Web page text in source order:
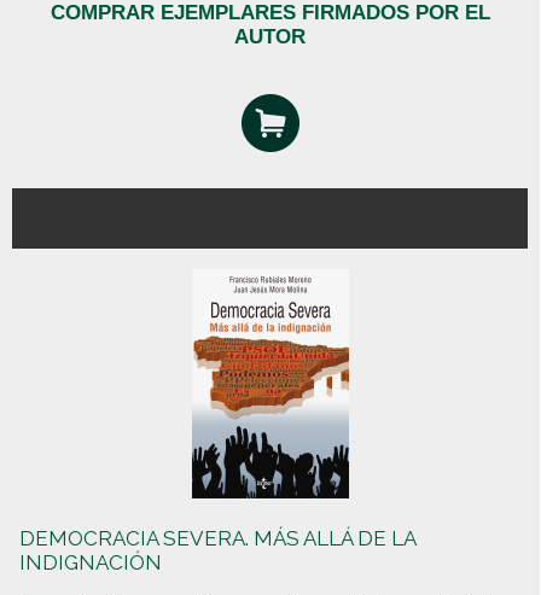
COMPRAR EJEMPLARES FIRMADOS POR EL
AUTOR
DEMOCRACIA SEVERA. MÁS ALLÁ DE LA
INDIGNACIÓN